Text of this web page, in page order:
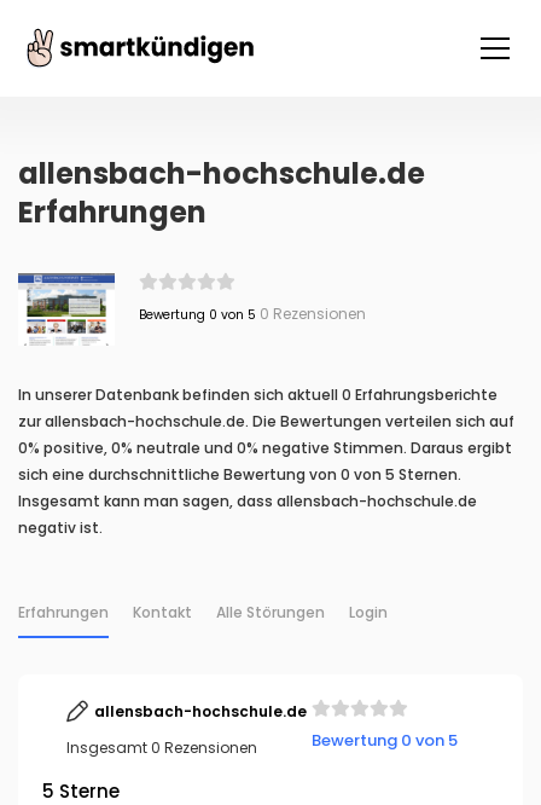
allensbach-hochschule.de
Erfahrungen
Bewertung 0 von 5 0 Rezensionen
In unserer Datenbank befinden sich aktuell 0 Erfahrungsberichte
zur allensbach-hochschule.de. Die Bewertungen verteilen sich auf
0% positive, 0% neutrale und 0% negative Stimmen. Daraus ergibt
sich eine durchschnittliche Bewertung von 0 von 5 Sternen.
Insgesamt kann man sagen, dass allensbach-hochschule.de
negativ ist.
Erfahrungen Kontakt Alle Störungen Login
allensbach-hochschule.de
Insgesamt 0 Rezensionen
Bewertung 0 von 5
5 Sterne